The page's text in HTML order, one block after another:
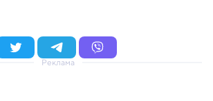
Реклама